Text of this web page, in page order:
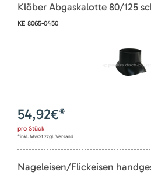
Klöber Abgaskalotte 80/125
KE 8065-0450
54,92€*
pro Stück
*inkl. MwSt zzgl. Versand
Nageleisen/Flickeisen